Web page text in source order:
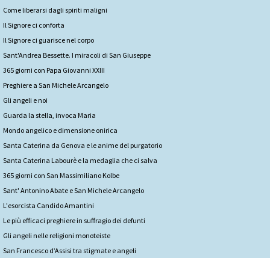
Come liberarsi dagli spiriti maligni
Il Signore ci conforta
Il Signore ci guarisce nel corpo
Sant'Andrea Bessette. I miracoli di San Giuseppe
365 giorni con Papa Giovanni XXIII
Preghiere a San Michele Arcangelo
Gli angeli e noi
Guarda la stella, invoca Maria
Mondo angelico e dimensione onirica
Santa Caterina da Genova e le anime del purgatorio
Santa Caterina Labourè e la medaglia che ci salva
365 giorni con San Massimiliano Kolbe
Sant' Antonino Abate e San Michele Arcangelo
L'esorcista Candido Amantini
Le più efficaci preghiere in suffragio dei defunti
Gli angeli nelle religioni monoteiste
San Francesco d’Assisi tra stigmate e angeli